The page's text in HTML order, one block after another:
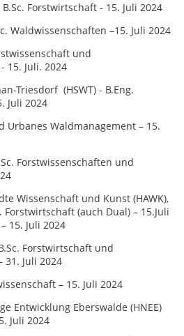
Forstwirtschaft - 15. Juli 2024
Waldwissenschaften –15. Juli 2024
und
15. Juli. 2024
Triesdorf (HSWT) - B.Eng.
Juli 2024
Urbanes Waldmanagement – 15.
Forstwissenschaften und
Wissenschaft und Kunst (HAWK),
(auch Dual) – 15.Juli
15. Juli 2024
Forstwirtschaft und
31. Juli 2024
– 15. Juli 2024
Entwicklung Eberswalde (HNEE)
Juli 2024